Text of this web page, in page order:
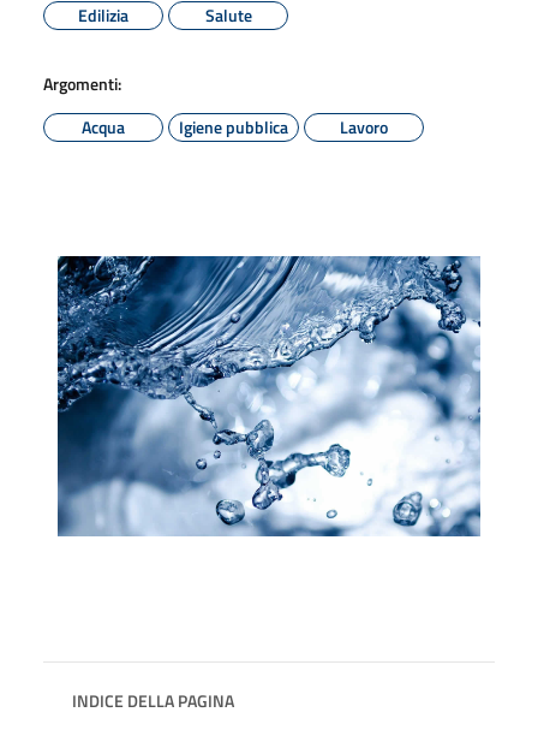
Edilizia
Salute
Argomenti:
Acqua
Igiene pubblica Lavoro
INDICE DELLA PAGINA